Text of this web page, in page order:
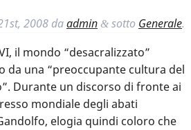
2008 daadmin & sotto Generale.
il mondo “desacralizzato”
da una “preoccupante cultura del
Durante un discorso di fronte ai
mondiale degli abati
elogia quindi coloro che